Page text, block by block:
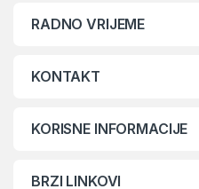
RADNO VRIJEME
KONTAKT
KORISNE INFORMACIJE
BRZI LINKOVI